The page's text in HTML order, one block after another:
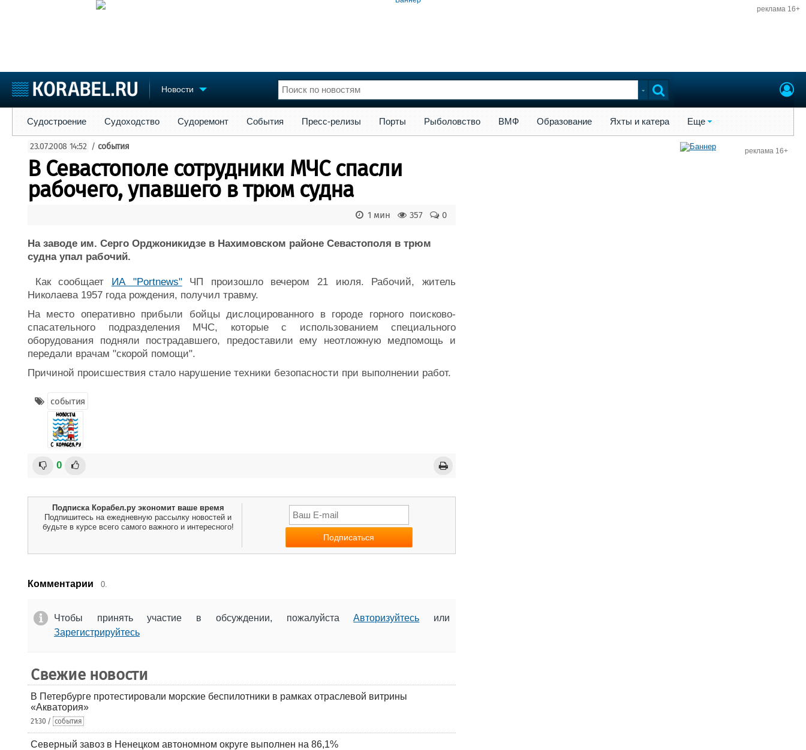
реклама 16+
Новости
Судостроение
Пульс
Новости
Компании
Репутация
Журнал
Реклама
Торговая площадка
Доска объявлений
Продажа флота
Изделия
Конференции
Личности
Словарь
Флот
Форум
Судостроение Судоходство Судоремонт События Пресс-релизы Порты Рыболовство ВМФ Образование Яхты и катера Еще
23.07.2008 14:52 / события
В Севастополе сотрудники МЧС спасли
рабочего, упавшего в трюм судна
0
357
1 мин
На заводе им. Серго Орджоникидзе в Нахимовском районе Севастополя в трюм
судна упал рабочий.
Как сообщает ИА "Portnews"ЧП произошло вечером 21 июля. Рабочий, житель
Николаева 1957 года рождения, получил травму.
На место оперативно прибыли бойцы дислоцированного в городе горного поисково-
спасательного подразделения МЧС, которые с использованием специального
оборудования подняли пострадавшего, предоставили ему неотложную медпомощь и
передали врачам "скорой помощи".
Причиной происшествия стало нарушение техники безопасности при выполнении работ.
события
0
Подписка Корабел.ру экономит ваше время
Подпишитесь на ежедневную рассылку новостей и
будьте в курсе всего самого важного и интересного!
Комментарии 0.
Чтобы принять участие в обсуждении, пожалуйстаАвторизуйтесь или
Зарегистрируйтесь
Свежие новости
В Петербурге протестировали морские беспилотники в рамках отраслевой витрины
«Акватория»
21:30 / события
Северный завоз в Ненецком автономном округе выполнен на 86,1%
реклама 16+